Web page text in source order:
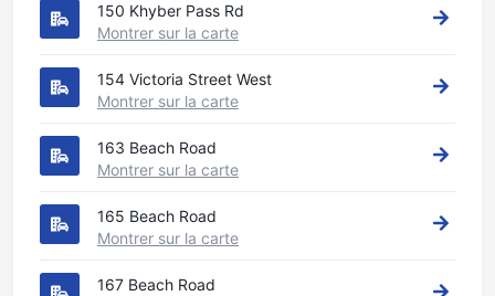
150 Khyber Pass Rd
Montrer sur la carte
154 Victoria Street West
Montrer sur la carte
163 Beach Road
Montrer sur la carte
165 Beach Road
Montrer sur la carte
167 Beach Road